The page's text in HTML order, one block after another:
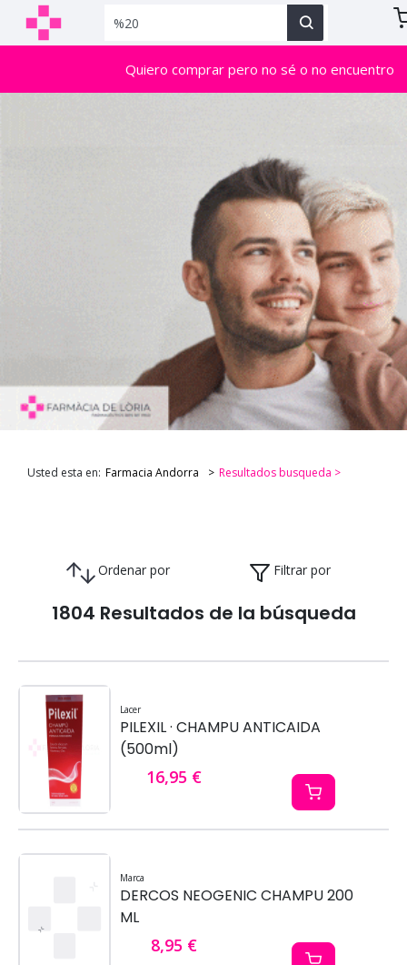
Quiero comprar pero no sé o no encuentro
Usted esta en: Farmacia Andorra Resultados busqueda >
Ordenar por Filtrar por
1804 Resultados de la búsqueda
Lacer
PILEXIL · CHAMPU ANTICAIDA
(500ml)
16,95 €
Marca
DERCOS NEOGENIC CHAMPU 200
ML
8,95 €